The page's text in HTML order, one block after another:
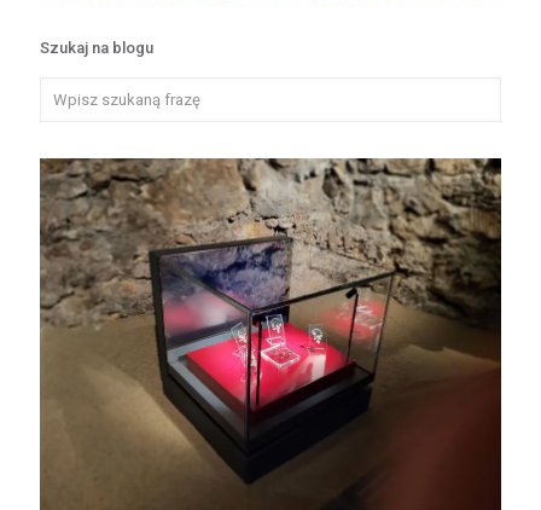
Szukaj na blogu